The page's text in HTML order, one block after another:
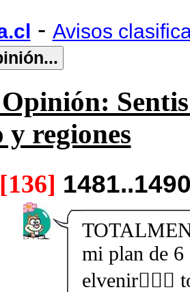
- Avisos
y regiones
mi plan de 6
elvenir🏃🏻‍♀